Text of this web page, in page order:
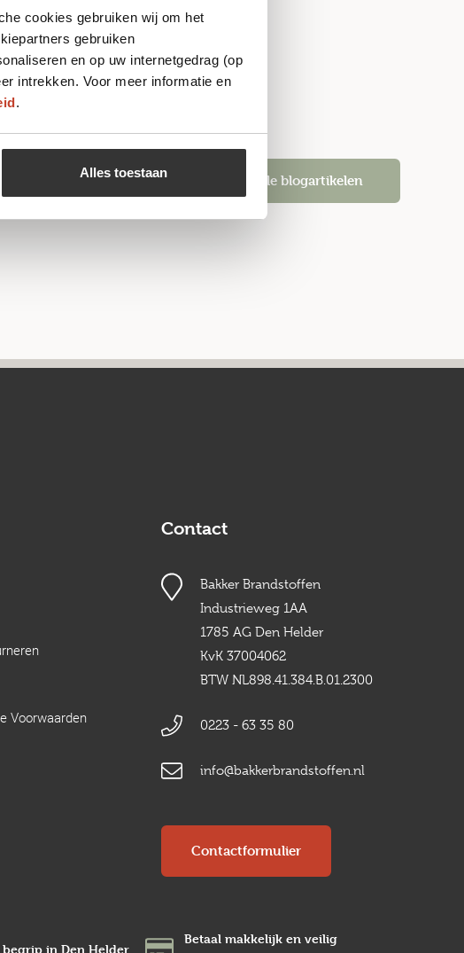
cookies gebruiken wij om het
gebruiken
en op uw internetgedrag (op
intrekken. Voor meer informatie en
.
Alles toestaan Alle blogartikelen
Voorwaarden
Contact
Bakker Brandstoffen
Industrieweg 1AA
1785 AG Den Helder
KvK 37004062
BTW NL898.41.384.B.01.2300
0223 - 63 35 80
info@bakkerbrandstoffen.nl
Contactformulier
begrip in Den Helder
Betaal makkelijk en veilig